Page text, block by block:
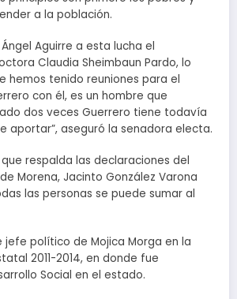
a la población.
Aguirre a esta lucha el
Claudia Sheimbaun Pardo, lo
hemos tenido reuniones para el
con él, es un hombre que
dos veces Guerrero tiene todavía
aportar”, aseguró la senadora electa.
respalda las declaraciones del
Morena, Jacinto González Varona
las personas se puede sumar al
jefe político de Mojica Morga en la
2011-2014, en donde fue
Social en el estado.